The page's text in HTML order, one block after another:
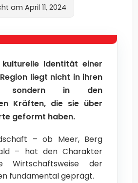
am April 11, 2024
Identität einer
liegt nicht in ihren
sondern in den
Kräften, die sie über
geformt haben.
– ob Meer, Berg
– hat den Charakter
Wirtschaftsweise der
fundamental geprägt.